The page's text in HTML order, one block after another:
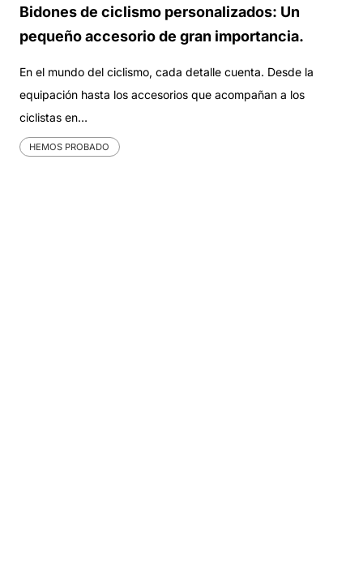
Bidones de ciclismo personalizados: Un
pequeño accesorio de gran importancia.
En el mundo del ciclismo, cada detalle cuenta. Desde la
equipación hasta los accesorios que acompañan a los
ciclistas en…
HEMOS PROBADO